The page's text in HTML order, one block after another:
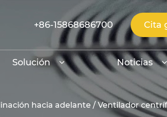
+86-15868686700 Cita
Solución Noticias
hacia adelante / Ventilador